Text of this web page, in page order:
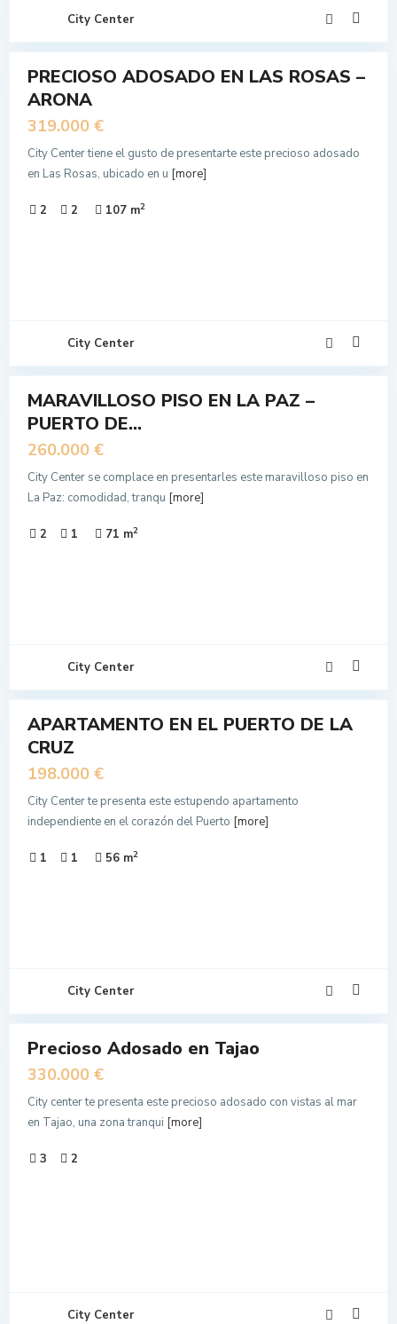
City Center
PRECIOSO ADOSADO EN LAS ROSAS –
ARONA
319.000 €
City Center tiene el gusto de presentarte este precioso adosado
en Las Rosas, ubicado en u [more]
2 2 107 m2
City Center
MARAVILLOSO PISO EN LA PAZ –
PUERTO DE...
260.000 €
City Center se complace en presentarles este maravilloso piso en
La Paz: comodidad, tranqu [more]
2 1 71 m2
City Center
APARTAMENTO EN EL PUERTO DE LA
CRUZ
198.000 €
City Center te presenta este estupendo apartamento
independiente en el corazón del Puerto [more]
1 1 56 m2
City Center
Precioso Adosado en Tajao
330.000 €
City center te presenta este precioso adosado con vistas al mar
en Tajao, una zona tranqui [more]
3 2
City Center